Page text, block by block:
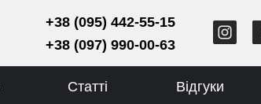
+38 (095) 442-55-15
+38 (097) 990-00-63
Статті Відгуки